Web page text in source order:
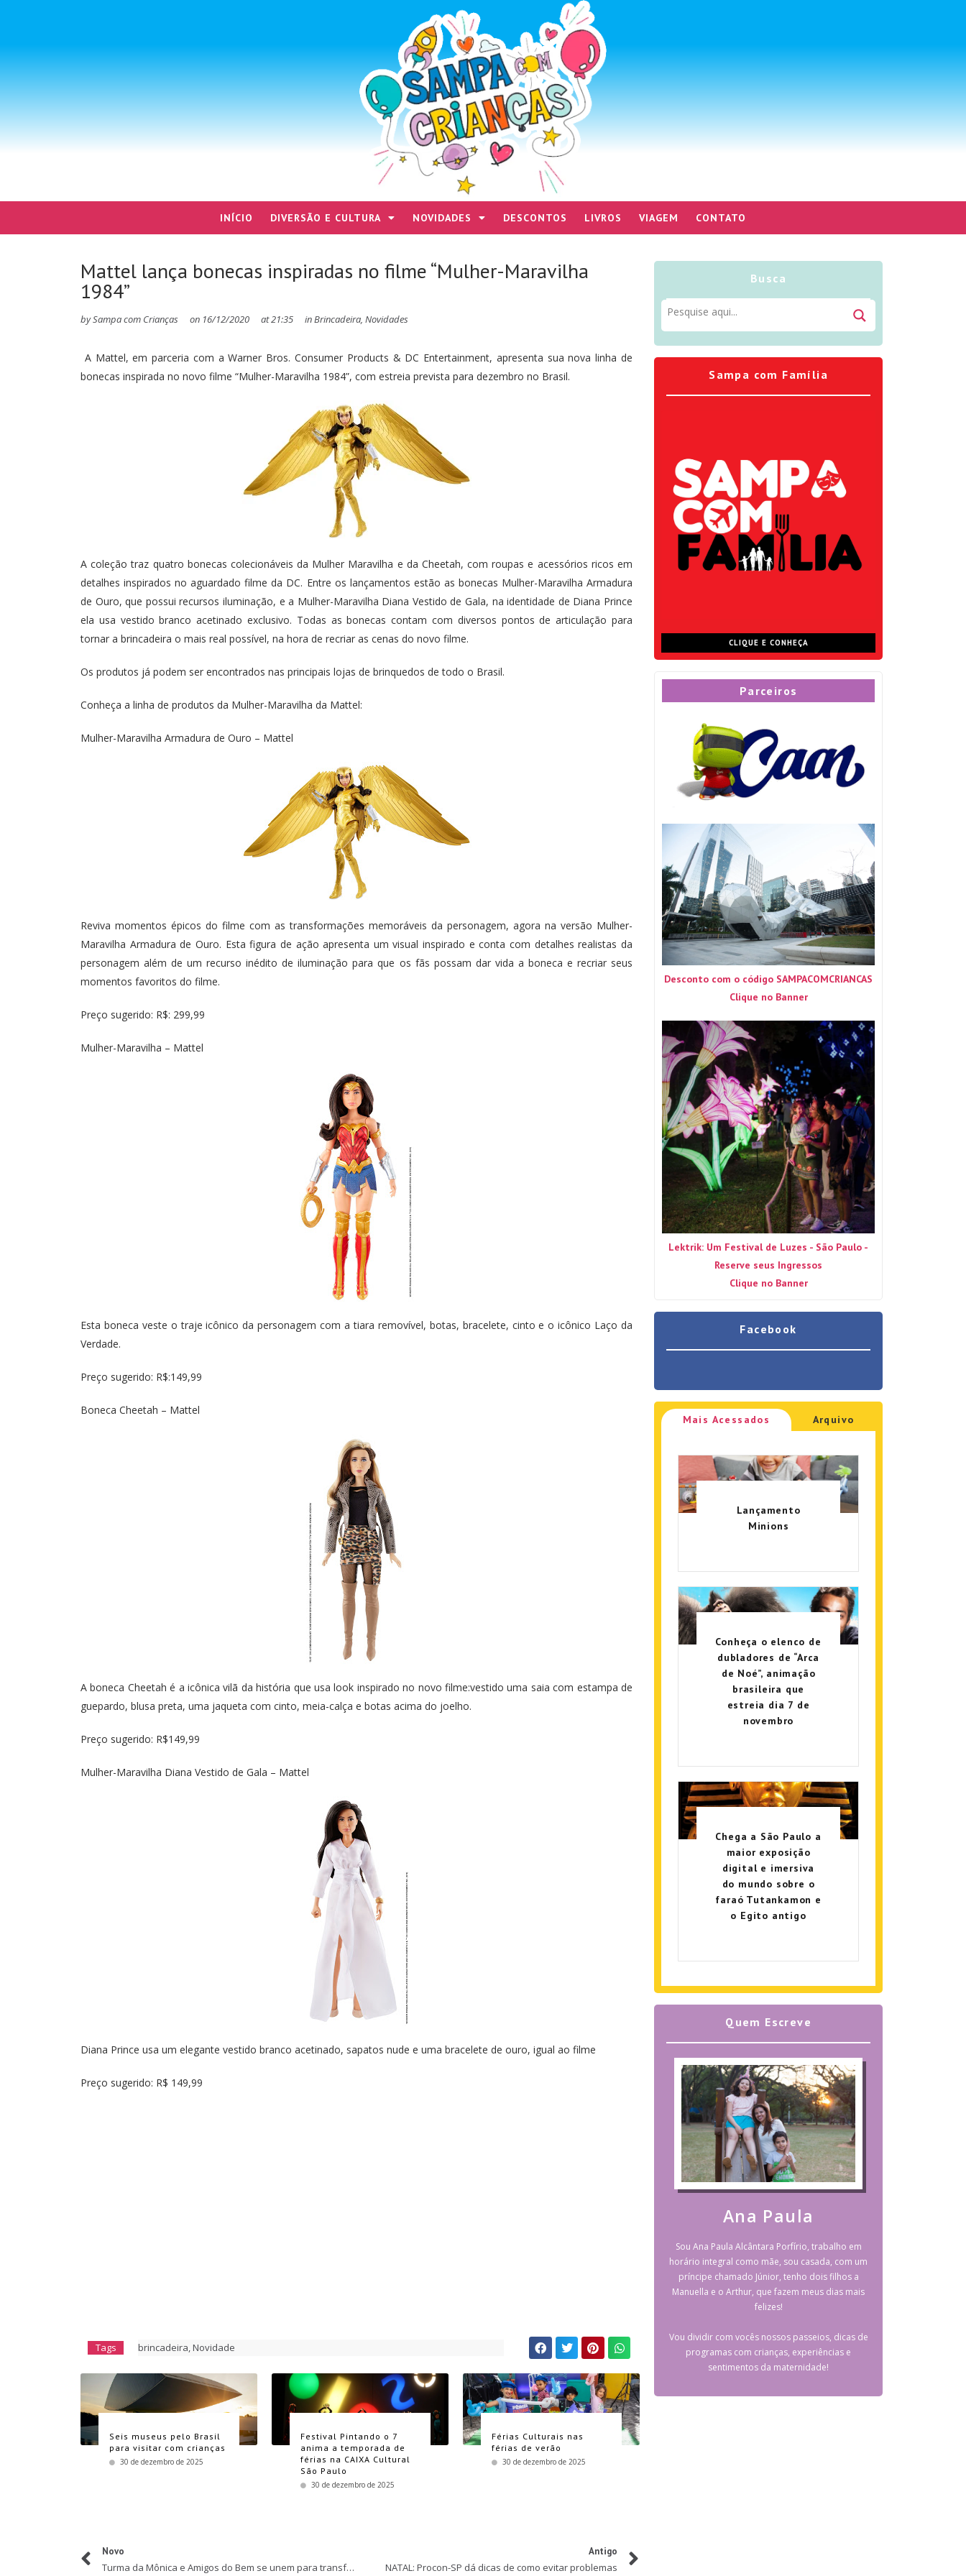
INÍCIO DIVERSÃO E CULTURA NOVIDADES DESCONTOS LIVROS VIAGEM CONTATO
Mattel lança bonecas inspiradas no filme “Mulher-Maravilha
1984”
bySampa com Crianças on 16/12/2020 at21:35 inBrincadeira, Novidades
A Mattel, em parceria com a Warner Bros. Consumer Products & DC Entertainment, apresenta sua nova linha de
bonecas inspirada no novo filme “Mulher-Maravilha 1984”, com estreia prevista para dezembro no Brasil.
A coleção traz quatro bonecas colecionáveis da Mulher Maravilha e da Cheetah, com roupas e acessórios ricos em
detalhes inspirados no aguardado filme da DC. Entre os lançamentos estão as bonecas Mulher-Maravilha Armadura
de Ouro, que possui recursos iluminação, e a Mulher-Maravilha Diana Vestido de Gala, na identidade de Diana Prince
ela usa vestido branco acetinado exclusivo. Todas as bonecas contam com diversos pontos de articulação para
tornar a brincadeira o mais real possível, na hora de recriar as cenas do novo filme.
Os produtos já podem ser encontrados nas principais lojas de brinquedos de todo o Brasil.
Conheça a linha de produtos da Mulher-Maravilha da Mattel:
Mulher-Maravilha Armadura de Ouro – Mattel
Reviva momentos épicos do filme com as transformações memoráveis da personagem, agora na versão Mulher-
Maravilha Armadura de Ouro. Esta figura de ação apresenta um visual inspirado e conta com detalhes realistas da
personagem além de um recurso inédito de iluminação para que os fãs possam dar vida a boneca e recriar seus
momentos favoritos do filme.
Preço sugerido: R$: 299,99
Mulher-Maravilha – Mattel
Esta boneca veste o traje icônico da personagem com a tiara removível, botas, bracelete, cinto e o icônico Laço da
Verdade.
Preço sugerido: R$:149,99
Boneca Cheetah – Mattel
A boneca Cheetah é a icônica vilã da história que usa look inspirado no novo filme:vestido uma saia com estampa de
guepardo, blusa preta, uma jaqueta com cinto, meia-calça e botas acima do joelho.
Preço sugerido: R$149,99
Mulher-Maravilha Diana Vestido de Gala – Mattel
Diana Prince usa um elegante vestido branco acetinado, sapatos nude e uma bracelete de ouro, igual ao filme
Preço sugerido: R$ 149,99
Tags brincadeira,Novidade
Seis museus pelo Brasil
para visitar com crianças
30 de dezembro de 2025
Festival Pintando o 7
anima a temporada de
férias na CAIXA Cultural
São Paulo
30 de dezembro de 2025
Férias Culturais nas
férias de verão
30 de dezembro de 2025
Novo
Turma da Mônica e Amigos do Bem se unem para transformar vidas
Antigo
NATAL: Procon-SP dá dicas de como evitar problemas
Busca
Sampa com Família
CLIQUE E CONHEÇA
Parceiros
Desconto com o código SAMPACOMCRIANCAS
Clique no Banner
Lektrik: Um Festival de Luzes - São Paulo -
Reserve seus Ingressos
Clique no Banner
Facebook
Mais Acessados Arquivo
Lançamento
Minions
Conheça o elenco de
dubladores de “Arca
de Noé”, animação
brasileira que
estreia dia 7 de
novembro
Chega a São Paulo a
maior exposição
digital e imersiva
do mundo sobre o
faraó Tutankamon e
o Egito antigo
Quem Escreve
Ana Paula
Sou Ana Paula Alcântara Porfírio, trabalho em
horário integral como mãe, sou casada, com um
príncipe chamado Júnior, tenho dois filhos a
Manuella e o Arthur, que fazem meus dias mais
felizes!
Vou dividir com vocês nossos passeios, dicas de
programas com crianças, experiências e
sentimentos da maternidade!